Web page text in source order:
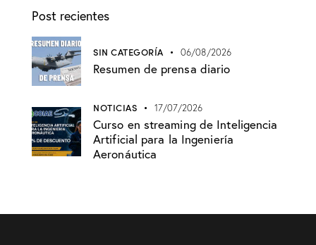
Post recientes
SIN CATEGORÍA 06/08/2026
Resumen de prensa diario
NOTICIAS 17/07/2026
Curso en streaming de Inteligencia
Artificial para la Ingeniería
Aeronáutica